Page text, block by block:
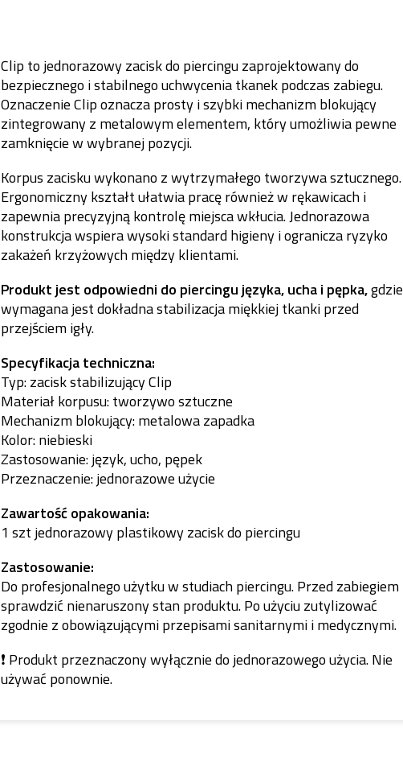
Clip to jednorazowy zacisk do piercingu zaprojektowany do
bezpiecznego i stabilnego uchwycenia tkanek podczas zabiegu.
Oznaczenie Clip oznacza prosty i szybki mechanizm blokujący
zintegrowany z metalowym elementem, który umożliwia pewne
zamknięcie w wybranej pozycji.
Korpus zacisku wykonano z wytrzymałego tworzywa sztucznego.
Ergonomiczny kształt ułatwia pracę również w rękawicach i
zapewnia precyzyjną kontrolę miejsca wkłucia. Jednorazowa
konstrukcja wspiera wysoki standard higieny i ogranicza ryzyko
zakażeń krzyżowych między klientami.
Produkt jest odpowiedni do piercingu języka, ucha i pępka,gdzie
wymagana jest dokładna stabilizacja miękkiej tkanki przed
przejściem igły.
Specyfikacja techniczna:
Typ: zacisk stabilizujący Clip
Materiał korpusu: tworzywo sztuczne
Mechanizm blokujący: metalowa zapadka
Kolor: niebieski
Zastosowanie: język, ucho, pępek
Przeznaczenie: jednorazowe użycie
Zawartość opakowania:
1 szt jednorazowy plastikowy zacisk do piercingu
Zastosowanie:
Do profesjonalnego użytku w studiach piercingu. Przed zabiegiem
sprawdzić nienaruszony stan produktu. Po użyciu zutylizować
zgodnie z obowiązującymi przepisami sanitarnymi i medycznymi.
❗ Produkt przeznaczony wyłącznie do jednorazowego użycia. Nie
używać ponownie.